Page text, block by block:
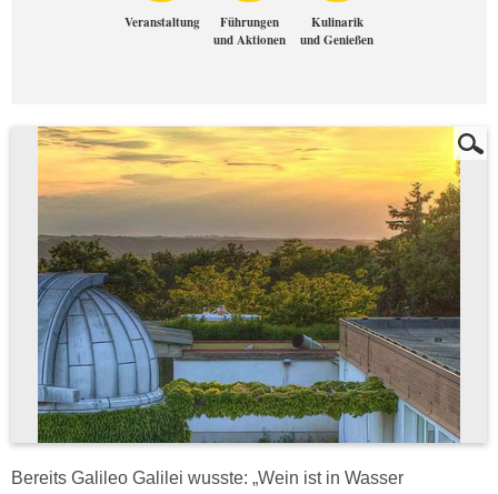
Veranstaltung
Führungen
und Aktionen
Kulinarik
und Genießen
Bereits Galileo Galilei wusste: „Wein ist in Wasser